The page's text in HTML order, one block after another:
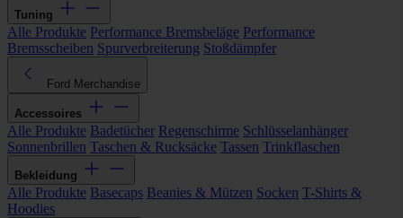
Tuning
Alle Produkte Performance Bremsbeläge Performance
Bremsscheiben Spurverbreiterung Stoßdämpfer
Ford Merchandise
Accessoires
Alle Produkte Badetücher Regenschirme Schlüsselanhänger
Sonnenbrillen Taschen & Rucksäcke Tassen Trinkflaschen
Bekleidung
Alle Produkte Basecaps Beanies & Mützen Socken T-Shirts &
Hoodies